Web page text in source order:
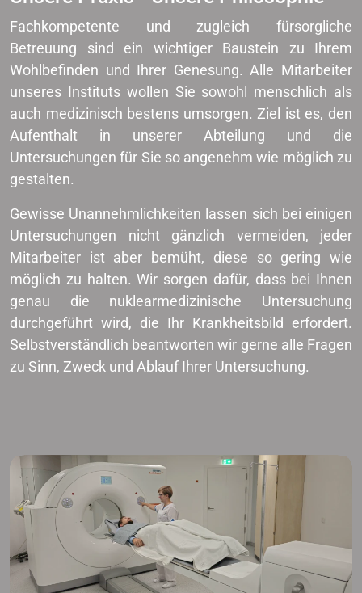
Fachkompetente und zugleich fürsorgliche
Betreuung sind ein wichtiger Baustein zu Ihrem
Wohlbefinden und Ihrer Genesung. Alle Mitarbeiter
unseres Instituts wollen Sie sowohl menschlich als
auch medizinisch bestens umsorgen. Ziel ist es, den
Aufenthalt in unserer Abteilung und die
Untersuchungen für Sie so angenehm wie möglich zu
gestalten.
Gewisse Unannehmlichkeiten lassen sich bei einigen
Untersuchungen nicht gänzlich vermeiden, jeder
Mitarbeiter ist aber bemüht, diese so gering wie
möglich zu halten. Wir sorgen dafür, dass bei Ihnen
genau die nuklearmedizinische Untersuchung
durchgeführt wird, die Ihr Krankheitsbild erfordert.
Selbstverständlich beantworten wir gerne alle Fragen
zu Sinn, Zweck und Ablauf Ihrer Untersuchung.